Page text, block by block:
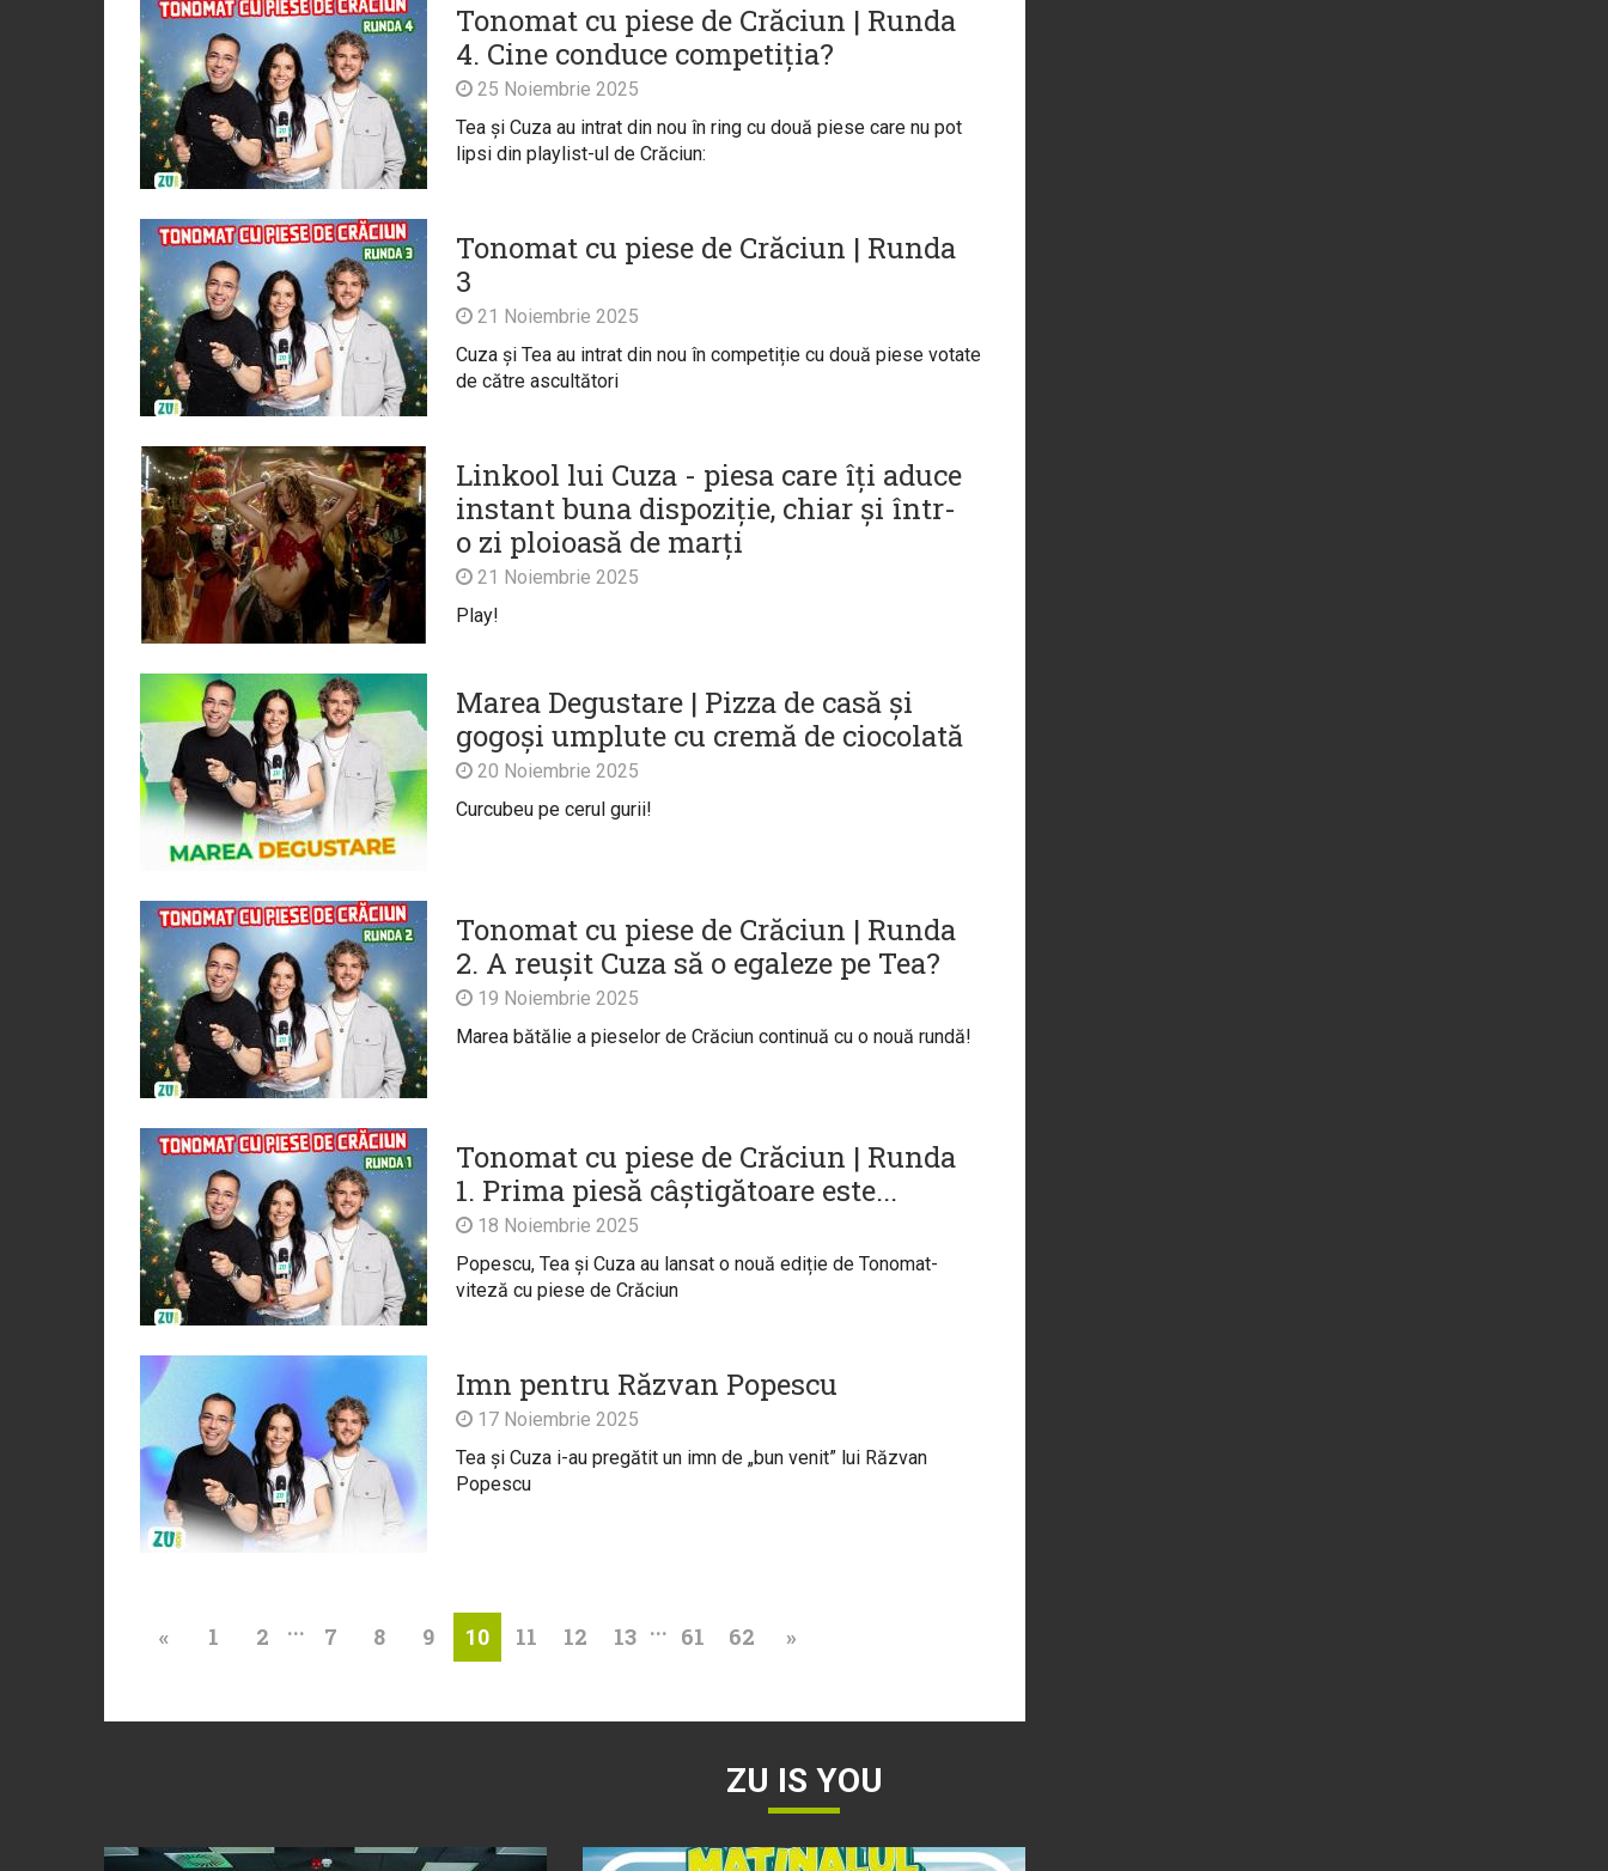
Tonomat cu piese de Crăciun | Runda
4. Cine conduce competiția?
25 Noiembrie 2025
Tea și Cuza au intrat din nou în ring cu două piese care nu pot
lipsi din playlist-ul de Crăciun:
Tonomat cu piese de Crăciun | Runda
3
21 Noiembrie 2025
Cuza și Tea au intrat din nou în competiție cu două piese votate
de către ascultători
Linkool lui Cuza - piesa care îți aduce
instant buna dispoziție, chiar și într-
o zi ploioasă de marți
21 Noiembrie 2025
Play!
Marea Degustare | Pizza de casă și
gogoși umplute cu cremă de ciocolată
20 Noiembrie 2025
Curcubeu pe cerul gurii!
Tonomat cu piese de Crăciun | Runda
2. A reușit Cuza să o egaleze pe Tea?
19 Noiembrie 2025
Marea bătălie a pieselor de Crăciun continuă cu o nouă rundă!
Tonomat cu piese de Crăciun | Runda
1. Prima piesă câștigătoare este...
18 Noiembrie 2025
Popescu, Tea și Cuza au lansat o nouă ediție de Tonomat-
viteză cu piese de Crăciun
Imn pentru Răzvan Popescu
17 Noiembrie 2025
Tea și Cuza i-au pregătit un imn de „bun venit” lui Răzvan
Popescu
« 1 2 ... 7 8 9 10 11 12 13 ... 61 62 »
ZU IS YOU